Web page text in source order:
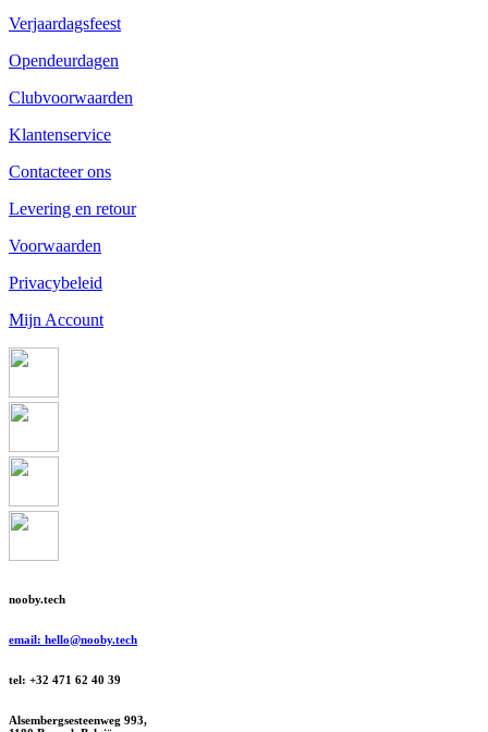
Verjaardagsfeest
Opendeurdagen
Clubvoorwaarden
Klantenservice
Contacteer ons
Levering en retour
Voorwaarden
Privacybeleid
Mijn Account
nooby.tech
email: hello@nooby.tech
tel: +32 471 62 40 39
Alsembergsesteenweg 993,